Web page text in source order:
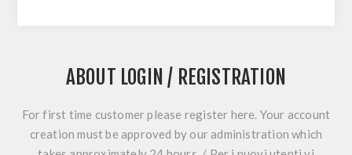
ABOUT LOGIN / REGISTRATION
For first time customer please register here. Your account
creation must be approved by our administration which